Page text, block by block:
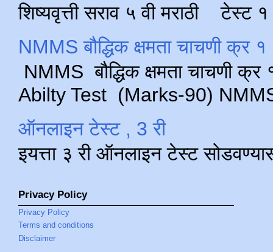
शिष्यवृत्ती सराव ५ वी मराठी टेस्ट
NMMS बौद्धिक क्षमता चाचणी क्र
NMMS बौद्धिक क्षमता चाचणी
Abilty Test (Marks-90) NMMS
ऑनलाइन टेस्ट , 3 री
इयत्ता ३ री ऑनलाइन टेस्ट
Privacy Policy
Privacy Policy
Terms and conditions
Disclaimer